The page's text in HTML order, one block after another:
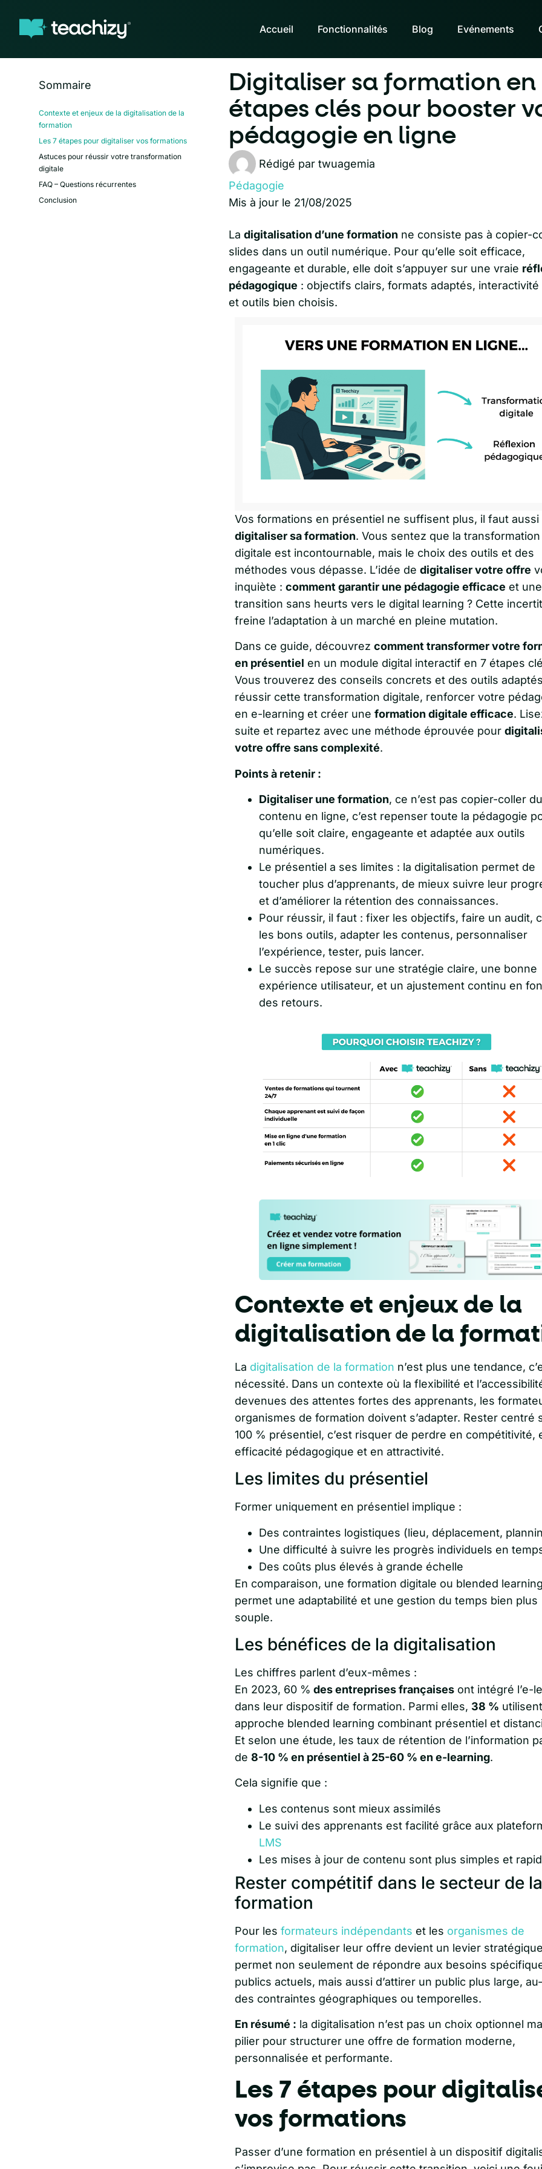
Accueil Fonctionnalités Blog Evénements
Sommaire
Contexte et enjeux de la digitalisation de la
formation
Les 7 étapes pour digitaliser vos formations
Astuces pour réussir votre transformation
digitale
FAQ – Questions récurrentes
Conclusion
Digitaliser sa formation en
étapes clés pour booster
pédagogie en ligne
Rédigé par twuagemia
Pédagogie
Mis à jour le 21/08/2025
La digitalisation d’une formation ne consiste pas à copier-
slides dans un outil numérique. Pour qu’elle soit efficace,
engageante et durable, elle doit s’appuyer sur une vraie
pédagogique : objectifs clairs, formats adaptés, interactivité
et outils bien choisis.
Vos formations en présentiel ne suffisent plus, il faut aussi
digitaliser sa formation. Vous sentez que la transformation
digitale est incontournable, mais le choix des outils et des
méthodes vous dépasse. L’idée de digitaliser votre offre
inquiète : comment garantir une pédagogie efficace et une
transition sans heurts vers le digital learning ? Cette
freine l’adaptation à un marché en pleine mutation.
Dans ce guide, découvrez comment transformer votre
en présentiel en un module digital interactif en 7 étapes
Vous trouverez des conseils concrets et des outils
réussir cette transformation digitale, renforcer votre
en e-learning et créer une formation digitale efficace.
suite et repartez avec une méthode éprouvée pour
votre offre sans complexité.
Points à retenir :
Digitaliser une formation, ce n’est pas copier-coller du
contenu en ligne, c’est repenser toute la pédagogie
qu’elle soit claire, engageante et adaptée aux outils
numériques.
Le présentiel a ses limites : la digitalisation permet de
toucher plus d’apprenants, de mieux suivre leur
et d’améliorer la rétention des connaissances.
Pour réussir, il faut : fixer les objectifs, faire un audit,
les bons outils, adapter les contenus, personnaliser
l’expérience, tester, puis lancer.
Le succès repose sur une stratégie claire, une bonne
expérience utilisateur, et un ajustement continu en
des retours.
Contexte et enjeux de la
digitalisation de la
La digitalisation de la formation n’est plus une tendance,
nécessité. Dans un contexte où la flexibilité et
devenues des attentes fortes des apprenants, les
organismes de formation doivent s’adapter. Rester centré
100 % présentiel, c’est risquer de perdre en compétitivité,
efficacité pédagogique et en attractivité.
Les limites du présentiel
Former uniquement en présentiel implique :
Des contraintes logistiques (lieu, déplacement,
Une difficulté à suivre les progrès individuels en
Des coûts plus élevés à grande échelle
En comparaison, une formation digitale ou blended
permet une adaptabilité et une gestion du temps bien plus
souple.
Les bénéfices de la digitalisation
Les chiffres parlent d’eux-mêmes :
En 2023, 60 % des entreprises françaisesont intégré l’e-
dans leur dispositif de formation. Parmi elles, 38 %
approche blended learning combinant présentiel et
Et selon une étude, les taux de rétention de l’information
de 8-10 % en présentiel à 25-60 % en e-learning.
Cela signifie que :
Les contenus sont mieux assimilés
Le suivi des apprenants est facilité grâce aux
LMS
Les mises à jour de contenu sont plus simples et
Rester compétitif dans le secteur de la
formation
Pour les formateurs indépendants et les organismes de
formation, digitaliser leur offre devient un levier
permet non seulement de répondre aux besoins
publics actuels, mais aussi d’attirer un public plus large,
des contraintes géographiques ou temporelles.
En résumé : la digitalisation n’est pas un choix optionnel
pilier pour structurer une offre de formation moderne,
personnalisée et performante.
Les 7 étapes pour
vos formations
Passer d’une formation en présentiel à un dispositif